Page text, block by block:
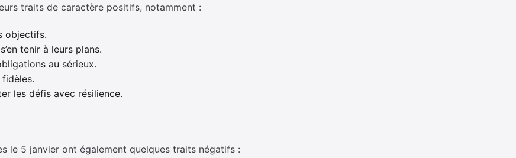
traits de caractère positifs, notamment :
objectifs.
tenir à leurs plans.
au sérieux.
les défis avec résilience.
le 5 janvier ont également quelques traits négatifs :